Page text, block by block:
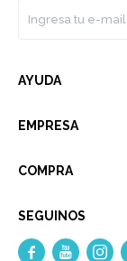
AYUDA
EMPRESA
COMPRA
SEGUINOS
  